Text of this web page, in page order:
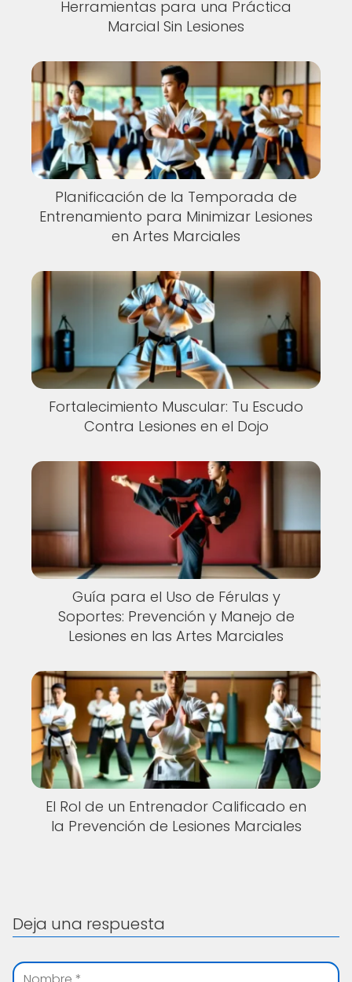
Herramientas para una Práctica
Marcial Sin Lesiones
Planificación de la Temporada de
Entrenamiento para Minimizar Lesiones
en Artes Marciales
Fortalecimiento Muscular: Tu Escudo
Contra Lesiones en el Dojo
Guía para el Uso de Férulas y
Soportes: Prevención y Manejo de
Lesiones en las Artes Marciales
El Rol de un Entrenador Calificado en
la Prevención de Lesiones Marciales
Deja una respuesta